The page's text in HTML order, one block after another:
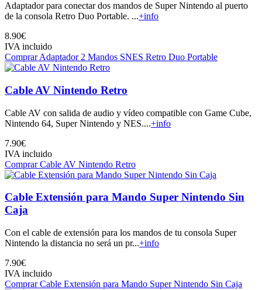
Adaptador para conectar dos mandos de Super Nintendo al puerto
de la consola Retro Duo Portable. ...+info
8.90€
IVA incluido
Comprar Adaptador 2 Mandos SNES Retro Duo Portable
Cable AV Nintendo Retro
Cable AV con salida de audio y vídeo compatible con Game Cube,
Nintendo 64, Super Nintendo y NES....+info
7.90€
IVA incluido
Comprar Cable AV Nintendo Retro
Cable Extensión para Mando Super Nintendo Sin
Caja
Con el cable de extensión para los mandos de tu consola Super
Nintendo la distancia no será un pr...+info
7.90€
IVA incluido
Comprar Cable Extensión para Mando Super Nintendo Sin Caja